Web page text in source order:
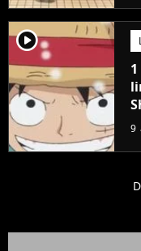
player2
9